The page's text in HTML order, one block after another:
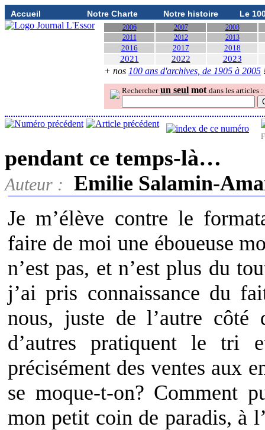
Accueil Notre Charte Notre histoire Le
2006 2007
2008
2011
2012 2013
2016 2017 2018
2021 2022 2023
+ nos 100 ans d'archives, de 1905 à 2005
Rechercher un seul mot dans les articles :
pendant ce temps-là…
Auteur :
Emilie Salamin-
Je m’élève contre le
faire de moi une éboueuse
n’est pas, et n’est plus du
j’ai pris connaissance du
nous, juste de l’autre
d’autres pratiquent le tri
précisément des ventes aux
se moque-t-on? Comment
mon petit coin de paradis, à